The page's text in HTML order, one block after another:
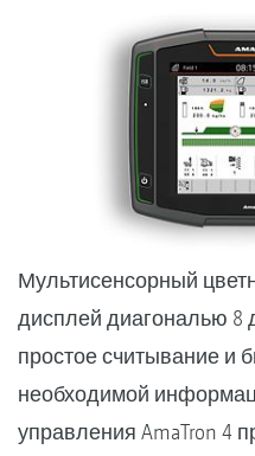
Мультисенсорный
дисплей диагональю 8
простое считывание и
необходимой
управления AmaTron 4